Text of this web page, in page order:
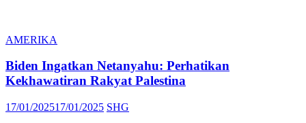
AMERIKA
Biden Ingatkan Netanyahu: Perhatikan
Kekhawatiran Rakyat Palestina
Posted
17/01/202517/01/2025 Author
SHG